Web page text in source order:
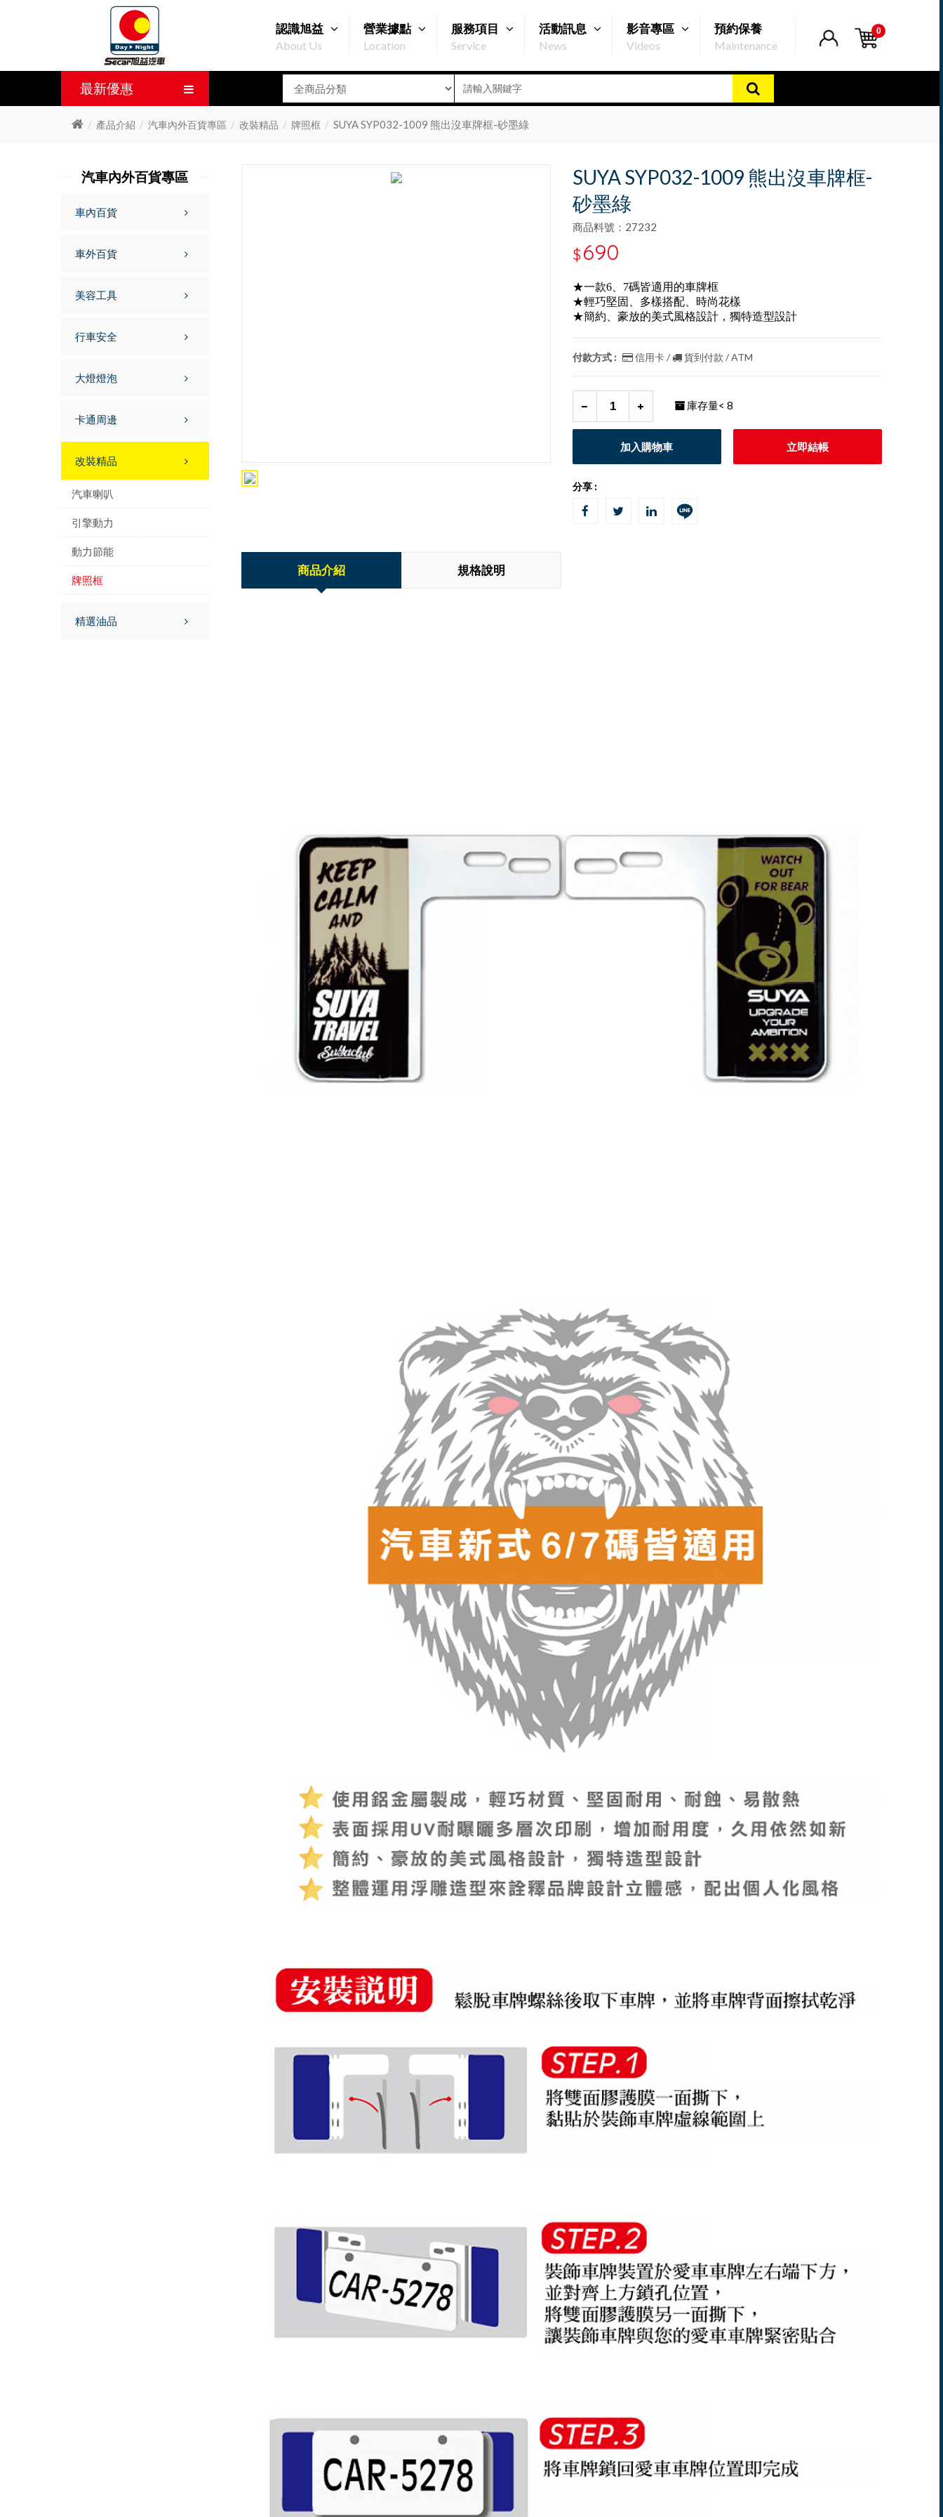
0
認識旭益
About Us
營業據點
Location
服務項目
Service
活動訊息
News
影音專區
Videos
預約保養
Maintenance
最新優惠
產品介紹 汽車內外百貨專區 改裝精品 牌照框 SUYA SYP032-1009 熊出沒車牌框-砂墨綠
SUYA SYP032-1009 熊出沒車牌框-
砂墨綠
商品料號：27232
$690
★一款6、7碼皆適用的車牌框
★輕巧堅固、多樣搭配、時尚花樣
★簡約、豪放的美式風格設計，獨特造型設計
付款方式 : 信用卡 / 貨到付款 / ATM
庫存量< 8
加入購物車 立即結帳
分享 :
商品介紹 規格說明
汽車內外百貨專區
車內百貨
車外百貨
美容工具
行車安全
大燈燈泡
卡通周邊
改裝精品
汽車喇叭
引擎動力
動力節能
牌照框
精選油品